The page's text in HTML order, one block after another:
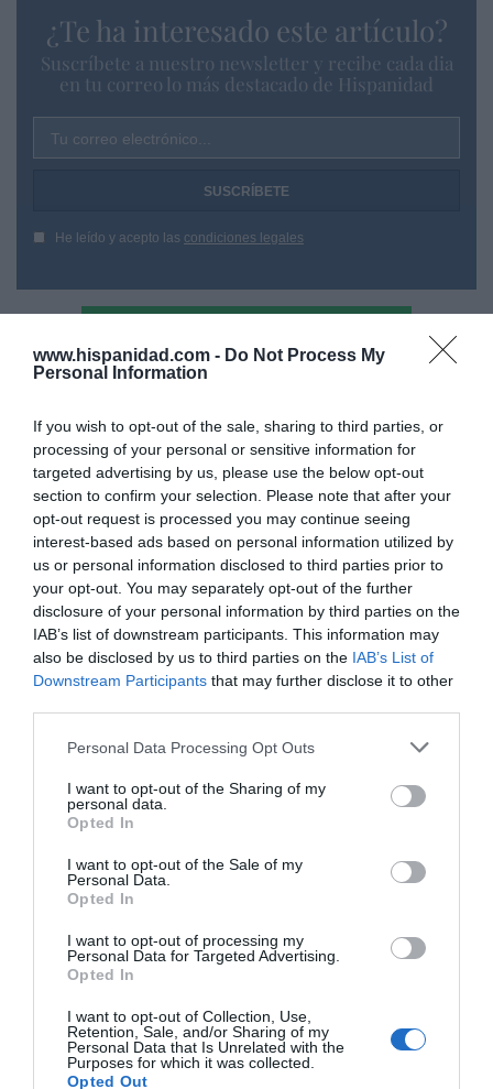
www.hispanidad.com - Do Not Process My
Personal Information
If you wish to opt-out of the sale, sharing to third parties, or
processing of your personal or sensitive information for
targeted advertising by us, please use the below opt-out
section to confirm your selection. Please note that after your
opt-out request is processed you may continue seeing
interest-based ads based on personal information utilized by
us or personal information disclosed to third parties prior to
your opt-out. You may separately opt-out of the further
disclosure of your personal information by third parties on the
IAB’s list of downstream participants. This information may
also be disclosed by us to third parties on the IAB’s List of
Downstream Participants that may further disclose it to other
Personal Data Processing Opt Outs
I want to opt-out of the Sharing of my
personal data.
Opted In
I want to opt-out of the Sale of my
Personal Data.
Opted In
I want to opt-out of processing my
Personal Data for Targeted Advertising.
Opted In
I want to opt-out of Collection, Use,
Retention, Sale, and/or Sharing of my
Personal Data that Is Unrelated with the
Purposes for which it was collected.
Opted Out
¿Te ha interesado este artículo?
Suscríbete a nuestro newsletter y recibe cada dia
en tu correo lo más destacado de Hispanidad
Tu correo electrónico...
He leído y acepto las condiciones legales
Hoy destacamos
ECONOMÍA
Telefónica. Situación límite: bronca en Reino
Eulogio López 06/08/26 16:47
ECONOMÍA
Disney cree que sus acciones están
Cristina Martín 06/08/26 17:11
Yolanda Díaz, el penúltimo fiasco del
Gobierno Sánchez, escaso en reputación e
influencia internacional: se conforma con
Cristina Martín 06/08/26 12:41
INTERNACIONAL